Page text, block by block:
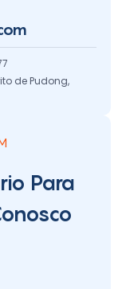
de Pudong,
Para